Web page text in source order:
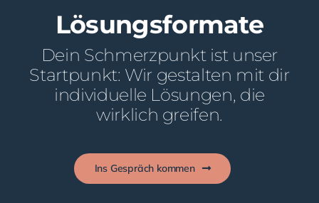
Lösungs­­formate
Dein Schmerzpunkt ist unser
Startpunkt: Wir gestalten mit dir
individuelle Lösungen, die
wirklich greifen.
Ins Gespräch kommen